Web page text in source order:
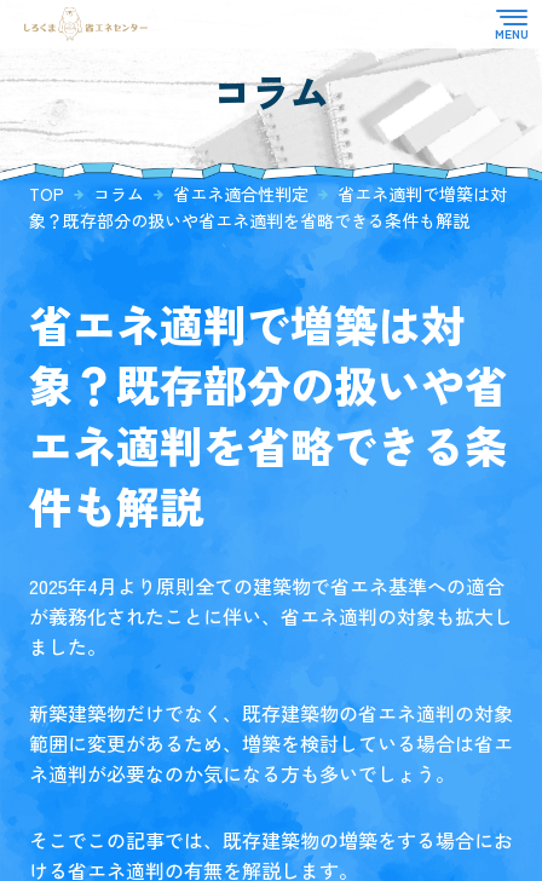
選ばれる理由
よくある質問
お知らせ
コラム
会社概要
対応業務
省エネ適合性判定
住宅性能評価
CASBEE
コラム
TOP コラム 省エネ適合性判定
省エネ適判で増築は対
象？既存部分の扱いや省エネ適判を省略できる条件も解説
省エネ適判で増築は対
象？既存部分の扱いや省
エネ適判を省略できる条
件も解説
2025年4月より原則全ての建築物で省エネ基準への適合
が義務化されたことに伴い、省エネ適判の対象も拡大し
ました。
新築建築物だけでなく、既存建築物の省エネ適判の対象
範囲に変更があるため、増築を検討している場合は省エ
ネ適判が必要なのか気になる方も多いでしょう。
そこでこの記事では、既存建築物の増築をする場合にお
ける省エネ適判の有無を解説します。